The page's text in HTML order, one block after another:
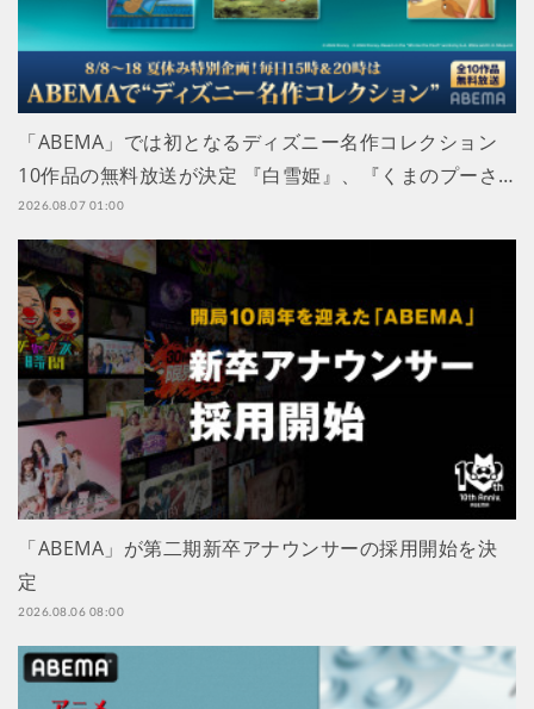
「ABEMA」では初となるディズニー名作コレクション
10作品の無料放送が決定 『白雪姫』、『くまのプーさ…
2026.08.07 01:00
「ABEMA」が第二期新卒アナウンサーの採用開始を決
定
2026.08.06 08:00